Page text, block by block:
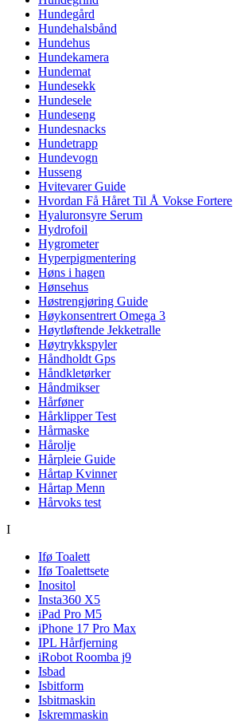
Hundegård
Hundehalsbånd
Hundehus
Hundekamera
Hundemat
Hundesekk
Hundesele
Hundeseng
Hundesnacks
Hundetrapp
Hundevogn
Husseng
Hvitevarer Guide
Hvordan Få Håret Til Å Vokse Fortere
Hyaluronsyre Serum
Hydrofoil
Hygrometer
Hyperpigmentering
Høns i hagen
Hønsehus
Høstrengjøring Guide
Høykonsentrert Omega 3
Høytløftende Jekketralle
Høytrykkspyler
Håndholdt Gps
Håndkletørker
Håndmikser
Hårføner
Hårklipper Test
Hårmaske
Hårolje
Hårpleie Guide
Hårtap Kvinner
Hårtap Menn
Hårvoks test
I
Ifø Toalett
Ifø Toalettsete
Inositol
Insta360 X5
iPad Pro M5
iPhone 17 Pro Max
IPL Hårfjerning
iRobot Roomba j9
Isbad
Isbitform
Isbitmaskin
Iskremmaskin